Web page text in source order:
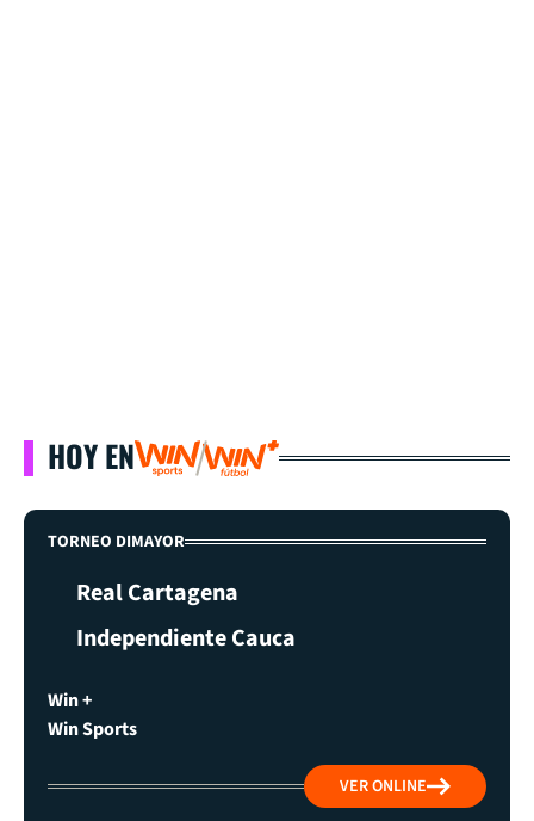
HOY EN
TORNEO DIMAYOR
Real Cartagena
Independiente Cauca
Win +
Win Sports
VER ONLINE